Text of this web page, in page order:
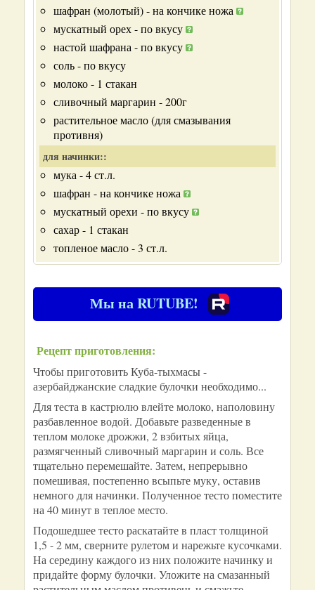
шафран (молотый) - на кончике ножа
мускатный орех - по вкусу
настой шафрана - по вкусу
соль - по вкусу
молоко - 1 стакан
сливочный маргарин - 200г
растительное масло (для смазывания
противня)
для начинки::
мука - 4 ст.л.
шафран - на кончике ножа
мускатный орехи - по вкусу
сахар - 1 стакан
топленое масло - 3 ст.л.
Мы на RUTUBE!
Рецепт приготовления:
Чтобы приготовить Куба-тыхмасы -
азербайджанские сладкие булочки необходимо...
Для теста в кастрюлю влейте молоко, наполовину
разбавленное водой. Добавьте разведенные в
теплом молоке дрожжи, 2 взбитых яйца,
размягченный сливочный маргарин и соль. Все
тщательно перемешайте. Затем, непрерывно
помешивая, постепенно всыпьте муку, оставив
немного для начинки. Полученное тесто поместите
на 40 минут в теплое место.
Подошедшее тесто раскатайте в пласт толщиной
1,5 - 2 мм, сверните рулетом и нарежьте кусочками.
На середину каждого из них положите начинку и
придайте форму булочки. Уложите на смазанный